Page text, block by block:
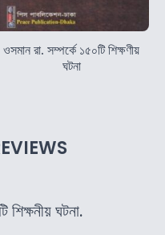
ওসমান রা. সম্পর্কে ১৫০টি শিক্ষণীয়
ঘটনা
ঘটনা.